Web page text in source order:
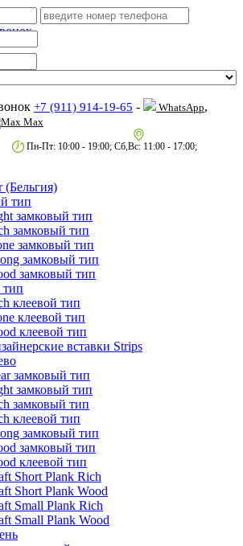
+7 (911) 914-19-65 - WhatsApp,
Max
Пн-Пт: 10:00 - 19:00; Сб,Вс: 11:00 - 17:00;
тип
замковый тип
замковый тип
замковый тип
замковый тип
замковый тип
тип
клеевой тип
клеевой тип
клеевой тип
вставки Strips
замковый тип
замковый тип
замковый тип
клеевой тип
замковый тип
замковый тип
клеевой тип
Short Plank Rich
Short Plank Wood
Small Plank Rich
Small Plank Wood